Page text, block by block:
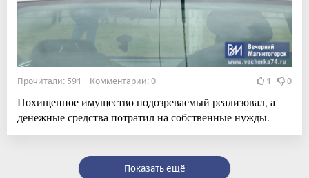
Прочитали: 591 Комментарии: 0 1 0
Похищенное имущество подозреваемый реализовал, а
денежные средства потратил на собственные нужды.
Показать ещё